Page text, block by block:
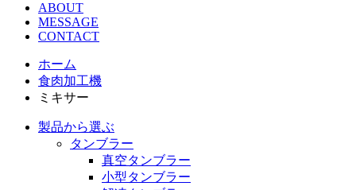
ABOUT
MESSAGE
CONTACT
ホーム
食肉加工機
ミキサー
製品から選ぶ
タンブラー
真空タンブラー
小型タンブラー